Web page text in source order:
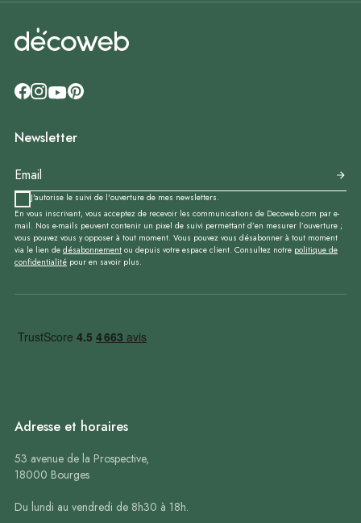
Newsletter
J'autorise le suivi de l'ouverture de mes newsletters.
En vous inscrivant, vous acceptez de recevoir les communications de Decoweb.com par e-
mail. Nos e-mails peuvent contenir un pixel de suivi permettant d’en mesurer l’ouverture ;
vous pouvez vous y opposer à tout moment. Vous pouvez vous désabonner à tout moment
via le lien de désabonnement ou depuis votre espace client. Consultez notre politique de
confidentialité pour en savoir plus.
Adresse et horaires
53 avenue de la Prospective,
18000 Bourges
Du lundi au vendredi de 8h30 à 18h.